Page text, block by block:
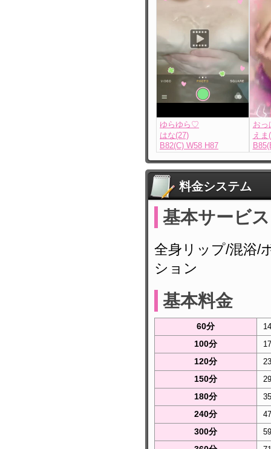
ゆらゆら♡
はな(27)
B82(C) W58 H87
おっ
えま
料金システム
基本サービス
全身リップ/混浴/
ション
基本料金
60分
100分
120分
150分
180分
240分
300分